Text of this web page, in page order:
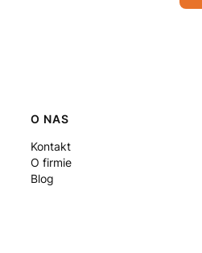
Linki w stopce
O NAS
Kontakt
O firmie
Blog